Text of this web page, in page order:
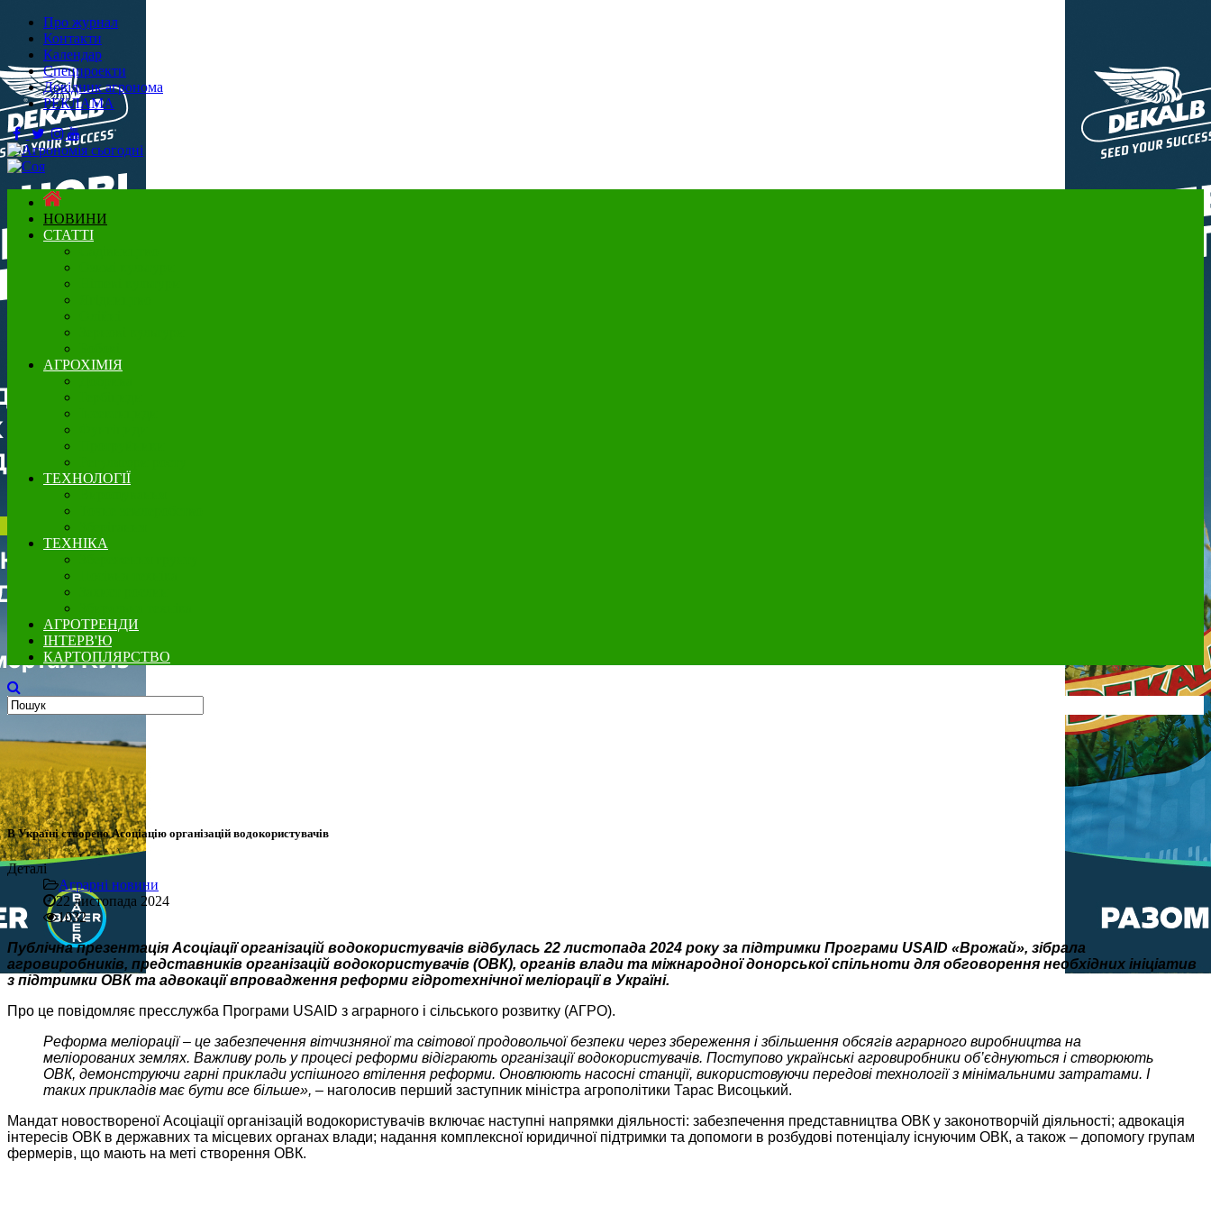
Про журнал
Контакти
Календар
Спецпроекти
Довідник агронома
РЕКЛАМА
НОВИНИ
СТАТТІ
АГРОХІМІЯ
ТЕХНОЛОГІЇ
ТЕХНІКА
АГРОТРЕНДИ
ІНТЕРВ'Ю
КАРТОПЛЯРСТВО
В Україні створено Асоціацію організацій водокористувачів
Деталі
Аграрні новини
22 листопада 2024
1032
Публічна презентація Асоціації організацій водокористувачів відбулась 22 листопада 2024 року за підтримки Програми USAID «Врожай», зібрала
агровиробників, представників організацій водокористувачів (ОВК), органів влади та міжнародної донорської спільноти для обговорення необхідних ініціатив
з підтримки ОВК та адвокації впровадження реформи гідротехнічної меліорації в Україні.
Про це повідомляє пресслужба Програми USAID з аграрного і сільського розвитку (АГРО).
Реформа меліорації – це забезпечення вітчизняної та світової продовольчої безпеки через збереження і збільшення обсягів аграрного виробництва на
меліорованих землях. Важливу роль у процесі реформи відіграють організації водокористувачів. Поступово українські агровиробники об’єднуються і створюють
ОВК, демонструючи гарні приклади успішного втілення реформи. Оновлюють насосні станції, використовуючи передові технології з мінімальними затратами. І
таких прикладів має бути все більше», – наголосив перший заступник міністра агрополітики Тарас Висоцький.
Мандат новоствореної Асоціації організацій водокористувачів включає наступні напрямки діяльності: забезпечення представництва ОВК у законотворчій діяльності; адвокація
інтересів ОВК в державних та місцевих органах влади; надання комплексної юридичної підтримки та допомоги в розбудові потенціалу існуючим ОВК, а також – допомогу групам
фермерів, що мають на меті створення ОВК.